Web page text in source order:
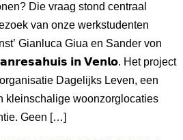
Die vraag stond centraal
van onze werkstudenten
Gianluca Giua en Sander von
𝗶𝗻 𝗩𝗲𝗻𝗹𝗼. Het project
Dagelijks Leven, een
kleinschalige woonzorglocaties
Geen […]